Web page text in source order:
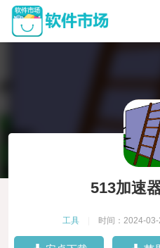
513加速
工具 时间：2024-03-